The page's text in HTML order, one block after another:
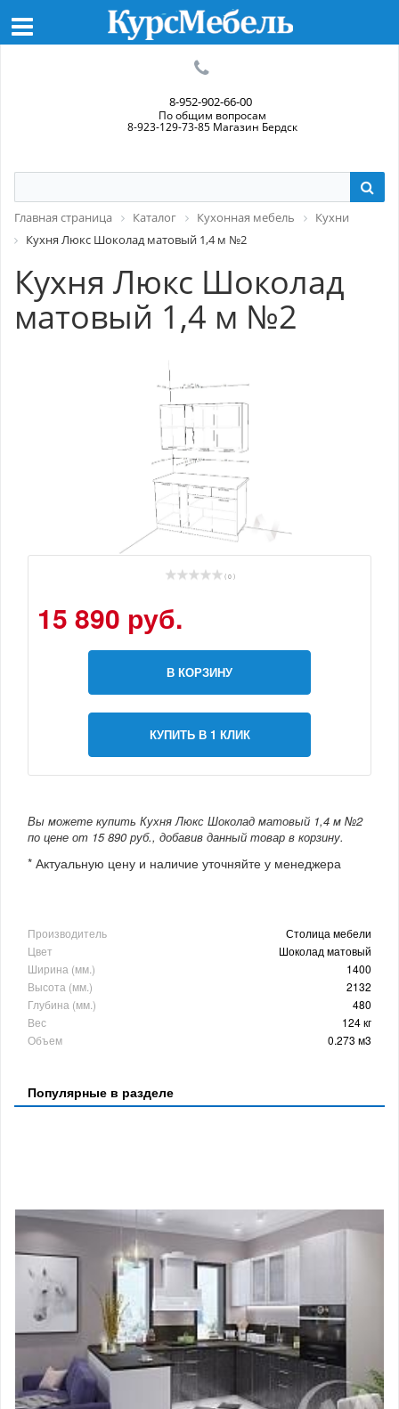
8-952-902-66-00
По общим вопросам
8-923-129-73-85 Магазин Бердск
Главная страница Каталог Кухонная мебель
Кухни
Кухня Люкс Шоколад матовый 1,4 м №2
Кухня Люкс Шоколад
матовый 1,4 м №2
( 0 )
15 890 руб.
В КОРЗИНУ
КУПИТЬ В 1 КЛИК
Вы можете купить Кухня Люкс Шоколад матовый 1,4 м №2
по цене от 15 890 руб., добавив данный товар в корзину.
* Актуальную цену и наличие уточняйте у менеджера
Производитель
Столица мебели
Цвет
Шоколад матовый
Ширина (мм.)
1400
Высота (мм.)
2132
Глубина (мм.)
480
Вес
124 кг
Объем
0.273 м3
Популярные в разделе